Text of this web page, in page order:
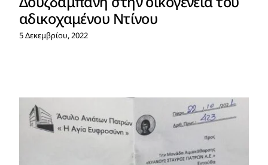
αδικοχαμένου Ντίνου
5 Δεκεμβρίου, 2022